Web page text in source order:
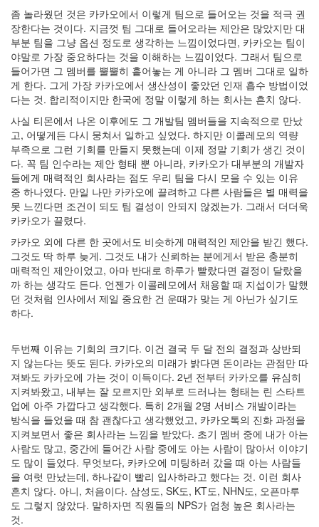
좀 놀라웠던 것은 카카오에서 이렇게 팀으로 들어오는 것을 적극 권
장한다는 것이다. 지금껏 팀 그대로 들어오라는 제안은 많았지만 대
부분 팀을 그냥 옵션 정도로 생각하는 느낌이었다면, 카카오는 팀이
야말로 가장 중요하다는 것을 이해하는 느낌이었다. 그래서 팀으로
들어가면 그 멤버를 뿔뿔히 흩어놓는 게 아니라 그 멤버 그대로 일하
게 한다. 그게 가장 카카오에서 생산성이 좋았던 인재 흡수 방법이었
다는 것. 합리적이지만 한국에 정말 이렇게 하는 회사는 흔치 않다.
사실 티몬에서 나온 이후에도 그 개발팀 멤버들을 지속적으로 만났
고, 어떻게든 다시 뭉쳐서 일하고 싶었다. 하지만 이콜레모의 역량
부족으로 그런 기회를 만들지 못했는데 이제 정말 기회가 생긴 것이
다. 꼭 팀 인수라는 제안 형태 뿐 아니라, 카카오가 대부분의 개발자
들에게 매력적인 회사라는 점도 우리 팀을 다시 모을 수 있는 이유
중 하나였다. 만일 나만 카카오에 끌려하고 다른 사람들은 별 매력을
못 느낀다면 조건이 되도 팀 결성이 안되지 않겠는가. 그래서 더더욱
카카오가 끌렸다.
카카오 외에 다른 한 곳에서도 비슷하게 매력적인 제안을 받긴 했다.
그것도 딱 하루 늦게. 그것도 내가 신뢰하는 분에게서 받은 충분히
매력적인 제안이었고, 아마 반대로 하루가 빨랐다면 결정이 달랐을
까 하는 생각도 든다. 언젠가 이콜레모에서 채용할 때 지섭이가 말했
던 것처럼 인사에서 제일 중요한 건 운때가 맞는 게 아닌가 싶기도
하다.
두번째 이유는 기회의 크기다. 이건 결국 두 달 전의 결정과 상반되
지 않는다는 뜻도 된다. 카카오의 미래가 밝다면 돈이라는 관점만 따
져봐도 카카오에 가는 것이 이득이다. 2년 전부터 카카오를 유심히
지켜봐왔고, 내부는 잘 모르지만 외부로 드러나는 형태는 린 스타트
업에 아주 가깝다고 생각했다. 특히 2개월 2명 서비스 개발이라는
방식을 들었을 때 참 괜찮다고 생각했었고, 카카오톡의 진화 과정을
지켜보면서 좋은 회사라는 느낌을 받았다. 초기 멤버 중에 내가 아는
사람도 많고, 중간에 들어간 사람 중에도 아는 사람이 많아서 이야기
도 많이 들었다. 무엇보다, 카카오에 미팅하러 갔을 때 아는 사람들
을 여럿 만났는데, 하나같이 빨리 입사하라고 했다는 것. 이런 회사
흔치 않다. 아니, 처음이다. 삼성도, SK도, KT도, NHN도, 오픈마루
도 그렇지 않았다. 말하자면 직원들의 NPS가 엄청 높은 회사라는
것.